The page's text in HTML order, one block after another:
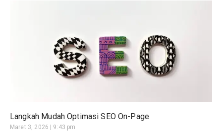
Langkah Mudah Optimasi SEO On-Page
Maret 3, 2026 9:43 pm